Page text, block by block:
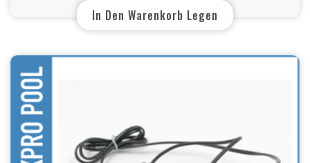
In Den Warenkorb Legen